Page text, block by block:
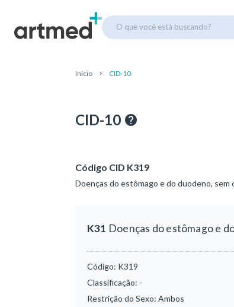
O que você está buscando?
Início CID-10
CID-10
Código CID K319
Doenças do estômago e do duodeno, sem
K31 Doenças do estômago e
Código: K319
Classificação: -
Restrição do Sexo: Ambos